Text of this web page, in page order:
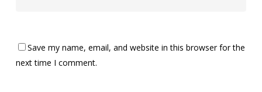
Save my name, email, and website in this browser for the
next time I comment.